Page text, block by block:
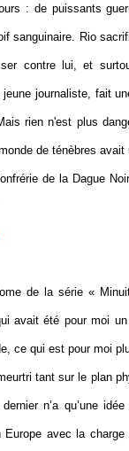
: de puissants
sanguinaire. Rio
contre lui, et
journaliste, fait
rien n'est plus
de ténèbres
de la Dague
de la série «
avait été pour moi
ce qui est pour moi
tant sur le plan
n’a qu’une
avec la